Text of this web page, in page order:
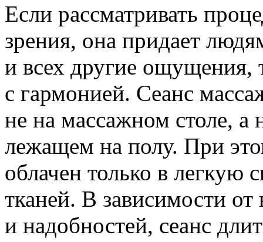
Если рассматривать
зрения, она придает
и всех другие ощущения,
с гармонией. Сеанс
не на массажном столе, а
лежащем на полу. При
облачен только в
тканей. В зависимости
и надобностей, сеанс